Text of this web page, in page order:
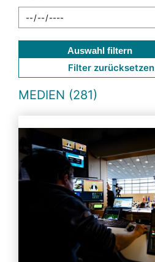
Auswahl filtern
Filter zurücksetzen
MEDIEN (281)